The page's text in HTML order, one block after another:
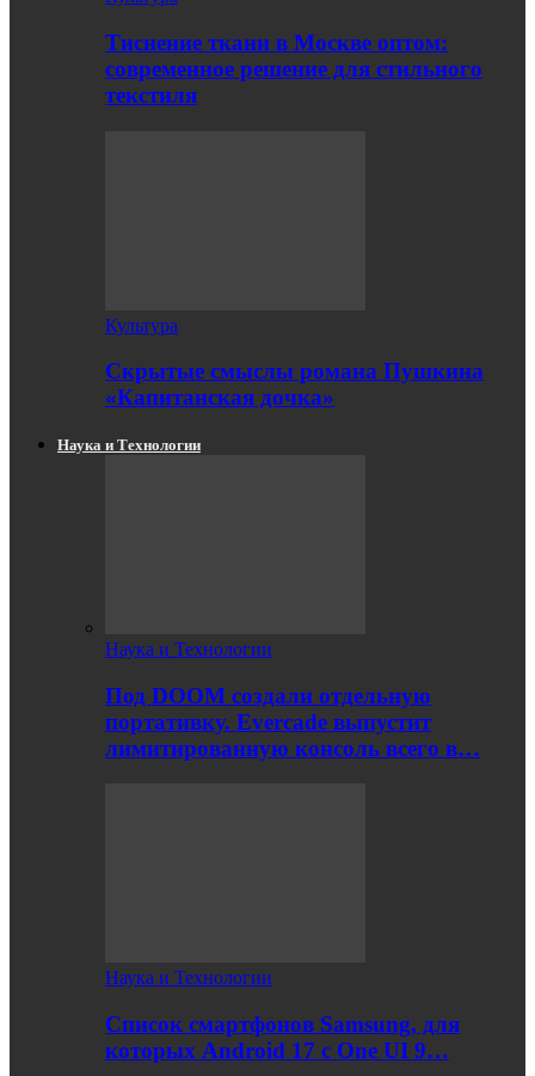
Тиснение ткани в Москве оптом:
современное решение для стильного
текстиля
Культура
Скрытые смыслы романа Пушкина
«Капитанская дочка»
Наука и Технологии
Наука и Технологии
Под DOOM создали отдельную
портативку. Evercade выпустит
лимитированную консоль всего в…
Наука и Технологии
Список смартфонов Samsung, для
которых Android 17 с One UI 9…